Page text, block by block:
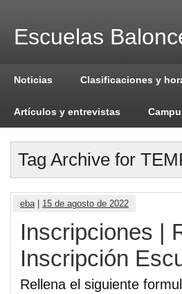
Escuelas
Noticias Clasificaciones y
Artículos y entrevistas
Tag Archive for
eba| 15 de agosto de 2022
Inscripciones |
Inscripción
Rellena el siguiente